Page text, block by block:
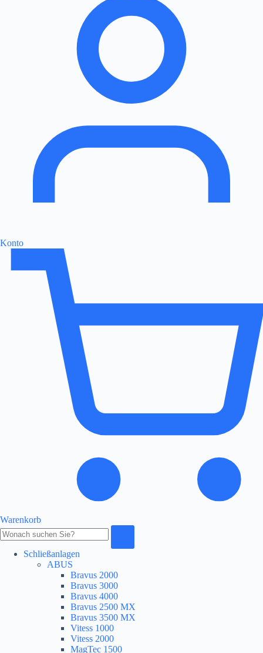
Konto
Warenkorb
Produkte
durchsuchen
Schließanlagen
ABUS
Bravus 2000
Bravus 3000
Bravus 4000
Bravus 2500 MX
Bravus 3500 MX
Vitess 1000
Vitess 2000
MagTec 1500